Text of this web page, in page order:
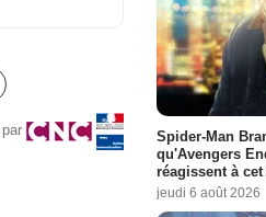
Spider-Man
qu'Avengers
réagissent à
jeudi 6 août 2026